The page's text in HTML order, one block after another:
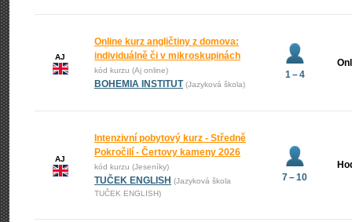
AJ
Online kurz angličtiny z domova:
individuálně či v mikroskupinách
kód kurzu (Aj online)
BOHEMIA INSTITUT (Jazyková škola)
1 – 4
AJ
Intenzivní pobytový kurz - Středně
Pokročilí - Čertovy kameny 2026
kód kurzu (Jeseníky)
TUČEK ENGLISH (Jazyková škola
TUČEK ENGLISH)
7 – 10